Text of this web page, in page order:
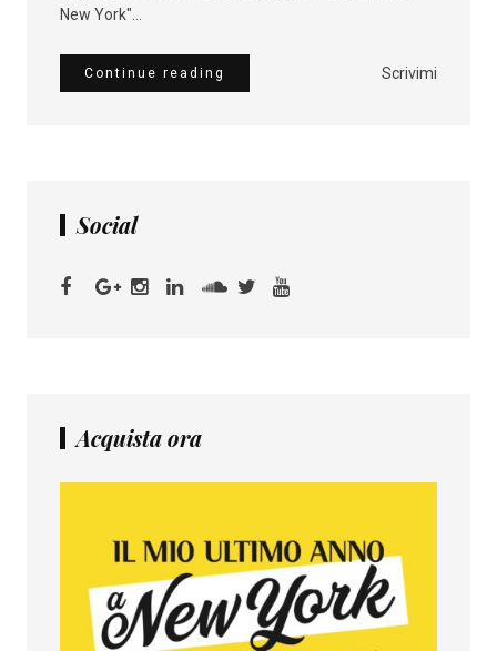
New York"...
Scrivimi
Continue reading
Social
Acquista ora